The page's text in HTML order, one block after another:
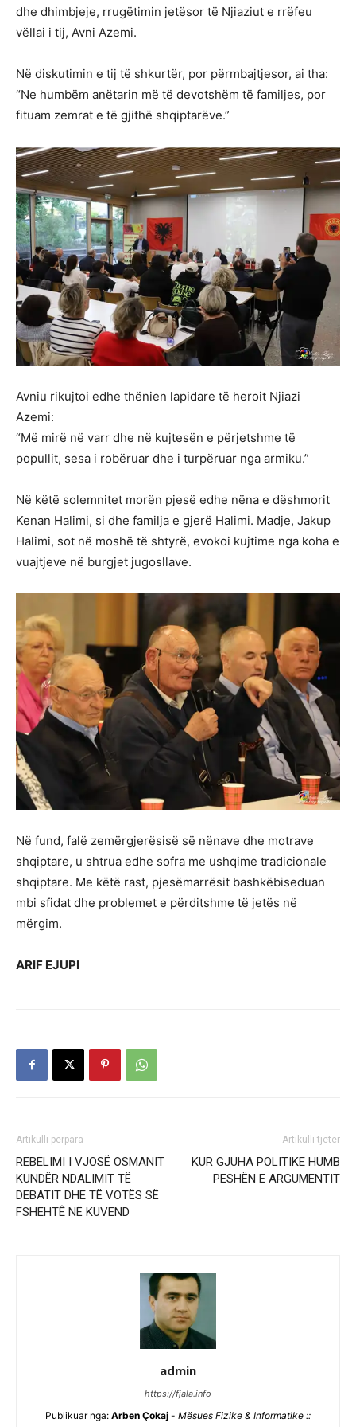
dhe dhimbjeje, rrugëtimin jetësor të Njiaziut e rrëfeu
vëllai i tij, Avni Azemi.
Në diskutimin e tij të shkurtër, por përmbajtjesor, ai tha:
“Ne humbëm anëtarin më të devotshëm të familjes, por
fituam zemrat e të gjithë shqiptarëve.”
Avniu rikujtoi edhe thënien lapidare të heroit Njiazi
Azemi:
“Më mirë në varr dhe në kujtesën e përjetshme të
popullit, sesa i robëruar dhe i turpëruar nga armiku.”
Në këtë solemnitet morën pjesë edhe nëna e dëshmorit
Kenan Halimi, si dhe familja e gjerë Halimi. Madje, Jakup
Halimi, sot në moshë të shtyrë, evokoi kujtime nga koha e
vuajtjeve në burgjet jugosllave.
Në fund, falë zemërgjerësisë së nënave dhe motrave
shqiptare, u shtrua edhe sofra me ushqime tradicionale
shqiptare. Me këtë rast, pjesëmarrësit bashkëbiseduan
mbi sfidat dhe problemet e përditshme të jetës në
mërgim.
ARIF EJUPI
Artikulli përpara
REBELIMI I VJOSË OSMANIT
KUNDËR NDALIMIT TË
DEBATIT DHE TË VOTËS SË
FSHEHTÊ NË KUVEND
Artikulli tjetër
KUR GJUHA POLITIKE HUMB
PESHËN E ARGUMENTIT
admin
https://fjala.info
Publikuar nga: Arben Çokaj - Mësues Fizike & Informatike ::